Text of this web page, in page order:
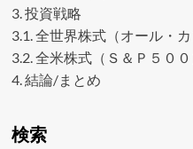
3. 投資戦略
3.1. 全世界株式（オール・
3.2. 全米株式（Ｓ＆Ｐ５０
4. 結論/まとめ
検索